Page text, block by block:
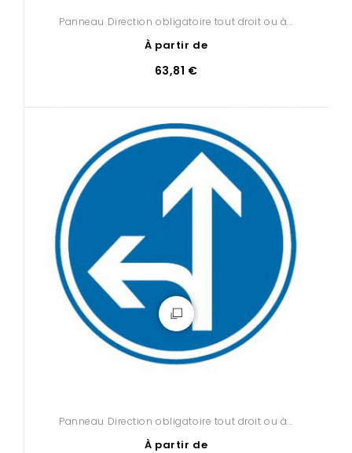
Panneau Direction obligatoire tout droit ou à...
À partir de
63,81 €
Panneau Direction obligatoire tout droit ou à...
À partir de